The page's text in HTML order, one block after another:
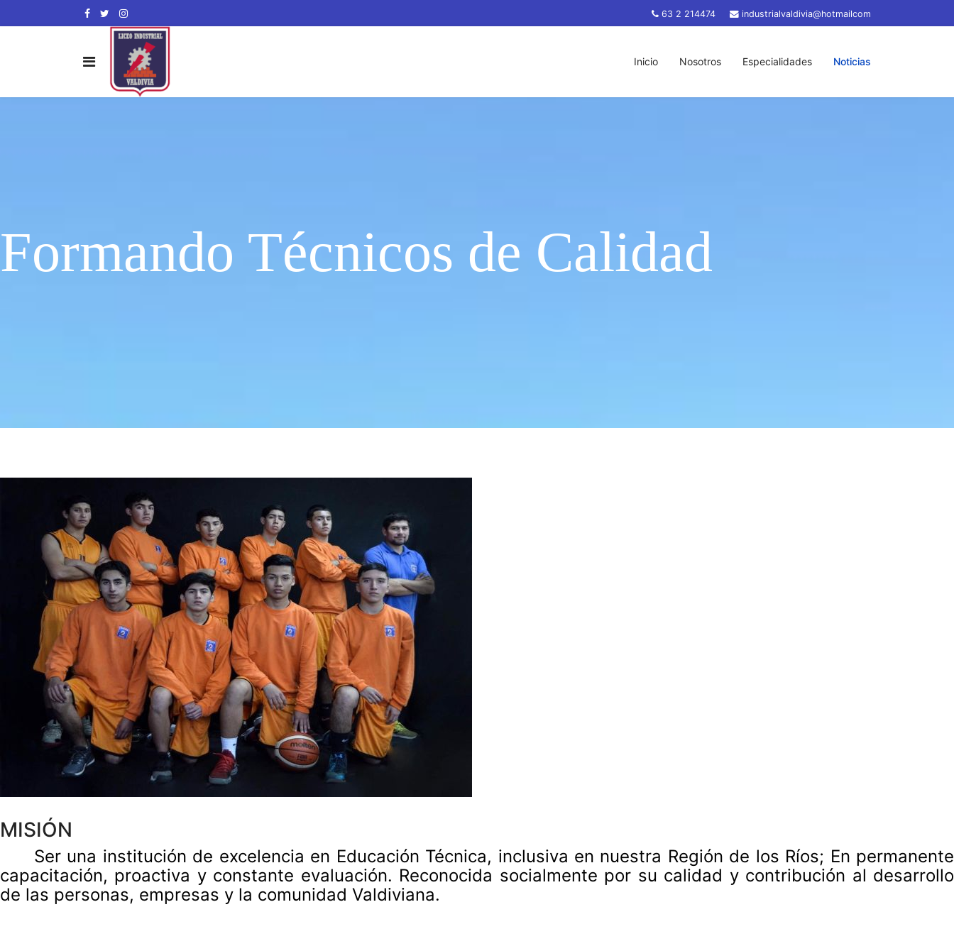
63 2 214474 industrialvaldivia@hotmailcom
Inicio Nosotros Especialidades Noticias
Formando Técnicos de Calidad
MISIÓN
Ser una institución de excelencia en Educación Técnica, inclusiva en nuestra Región de los Ríos; En permanente
capacitación, proactiva y constante evaluación. Reconocida socialmente por su calidad y contribución al desarrollo
de las personas, empresas y la comunidad Valdiviana.